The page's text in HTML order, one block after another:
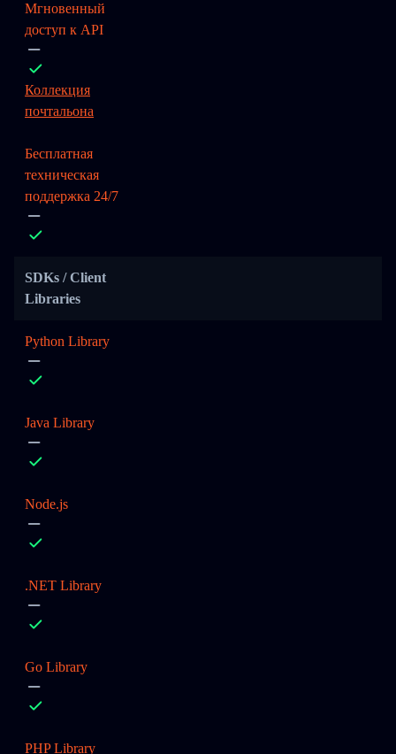
Мгновенный
доступ к API
Коллекция
почтальона
Бесплатная
техническая
поддержка 24/7
SDKs / Client
Libraries
Python Library
Java Library
Node.js
.NET Library
Go Library
PHP Library